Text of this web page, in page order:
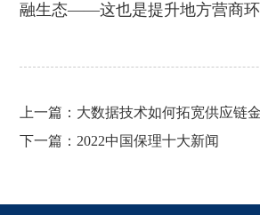
融生态——这也是提升地方营商环境
上一篇 ： 大数据技术如何拓宽供应链金融
下一篇： 2022中国保理十大新闻